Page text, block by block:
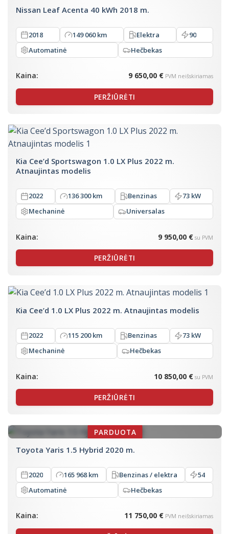
Nissan Leaf Acenta 40 kWh 2018 m.
2018 149 060 km Elektra
90
Automatinė
Hečbekas
Kaina: 9 650,00 € PVM neišskiriamas
PERŽIŪRĖTI
Kia Cee’d Sportswagon 1.0 LX Plus 2022 m.
Atnaujintas modelis
2022 136 300 km Benzinas
73 kW
Mechaninė
Universalas
Kaina: 9 950,00 € su PVM
PERŽIŪRĖTI
Kia Cee’d 1.0 LX Plus 2022 m. Atnaujintas modelis
2022 115 200 km Benzinas
73 kW
Mechaninė
Hečbekas
Kaina: 10 850,00 € su PVM
PERŽIŪRĖTI
Toyota Yaris 1.5 Hybrid 2020 m.
2020 165 968 km Benzinas / elektra
54
Automatinė
Hečbekas
Kaina: 11 750,00 € PVM neišskiriamas